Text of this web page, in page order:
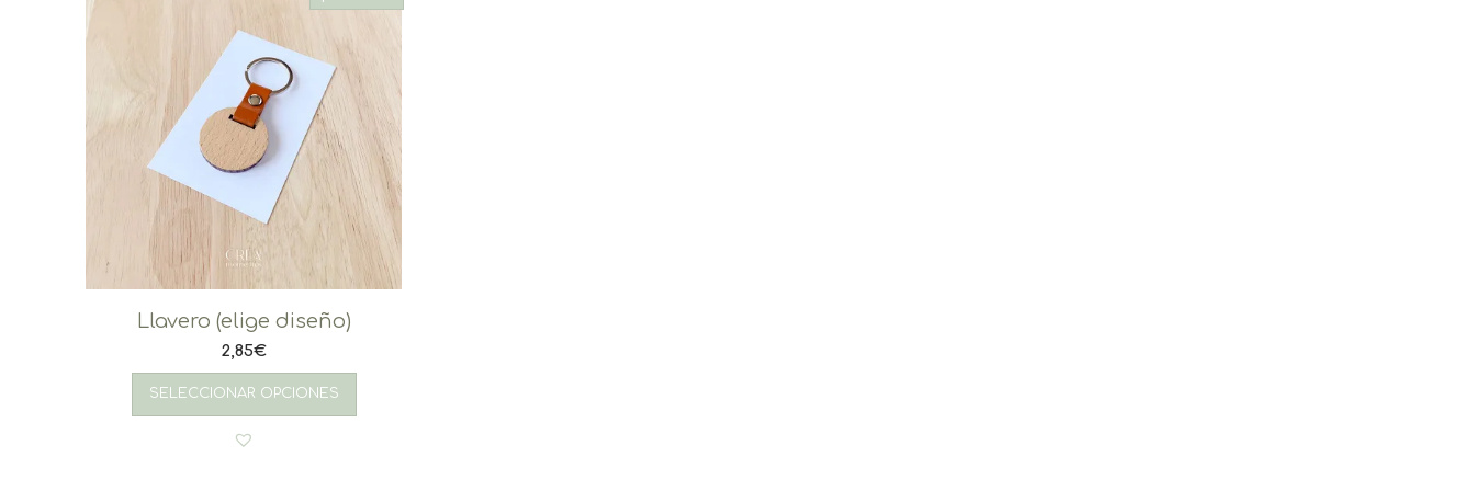
Llavero (elige diseño)
2,85€
SELECCIONAR OPCIONES